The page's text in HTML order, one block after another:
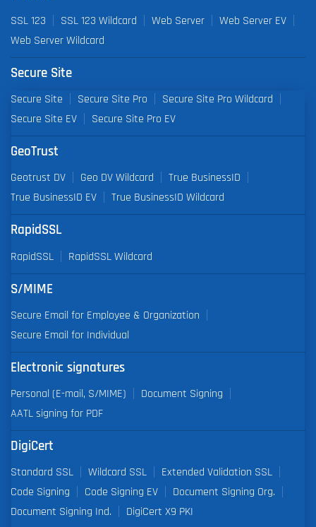
SSL 123 SSL 123 Wildcard Web Server
Web Server EV
Web Server Wildcard
Secure Site
Secure Site Secure Site Pro
Secure Site Pro Wildcard
Secure Site EV
Secure Site Pro EV
GeoTrust
Geotrust DV Geo DV Wildcard
True BusinessID
True BusinessID EV
True BusinessID Wildcard
RapidSSL
RapidSSL RapidSSL Wildcard
S/MIME
Secure Email for Employee & Organization
Secure Email for Individual
Electronic signatures
Personal (E-mail, S/MIME)
Document Signing
AATL signing for PDF
DigiCert
Standard SSL Wildcard SSL
Extended Validation SSL
Code Signing
Code Signing EV
Document Signing Org.
Document Signing Ind.
DigiCert X9 PKI